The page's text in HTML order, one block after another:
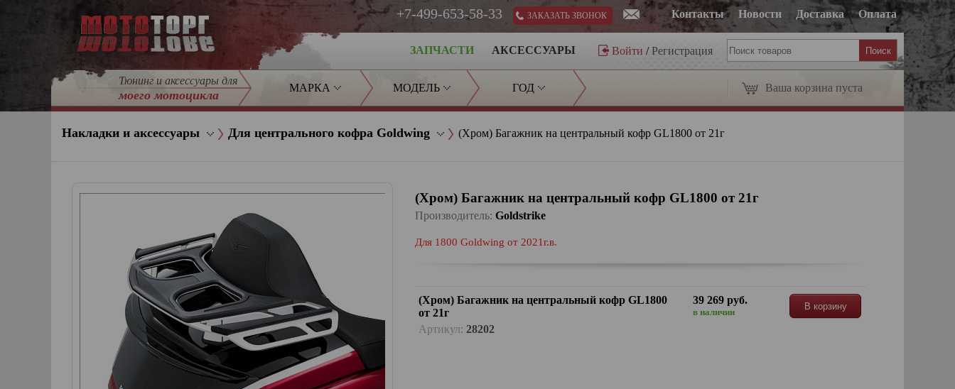
Оплата
Доставка
Новости
Контакты
ЗАКАЗАТЬ ЗВОНОК
+7-499-653-58-33
Войти /Регистрация
АКСЕССУАРЫ
ЗАПЧАСТИ
Тюнинг и аксессуары для
моего мотоцикла
МАРКА МОДЕЛЬ ГОД Ваша корзина пуста
Накладки и аксессуары Для центрального кофра Goldwing (Хром) Багажник на центральный кофр GL1800 от 21г
(Хром) Багажник на центральный кофр GL1800 от 21г
Производитель: Goldstrike
Для 1800 Goldwing от 2021г.в.
(Хром) Багажник на центральный кофр GL1800
от 21г
39 269 руб.
в наличии
В корзину
Артикул: 28202